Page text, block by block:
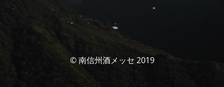
© 南信州酒メッセ 2019